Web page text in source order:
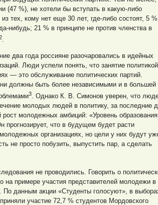
(47 %), не хотели бы вступать в какую-либо
тех, кому нет еще 30 лет, где-либо состоят, 5 %
нибудь; 21 % в принципе не против членства в
.
два года россияне разочаровались в идейных
Люди успели понять, что занятие
— это обслуживание политических партий.
должны быть более независимыми и в большей
3. Однако К. В. Симонов уверен, что
молодых людей в политику, за последние
рост молодежных амбиций: «Уровень образования
прогнозирует, что в будущем будет расти
организациях, но цели у них будут
не просто побузить, выпустить пар, а сделать
не проводились. Говорить о
на примере участия представителей молодежи в
По данным акции «Студенты голосуют», в
участие 72,7 % студентов Мордовского